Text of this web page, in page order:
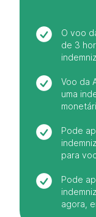
O voo
de 3
Voo da
uma
Pode
para
Pode
agora,